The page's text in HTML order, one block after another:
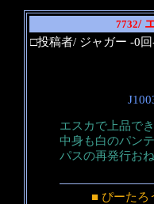
7732/
□投稿者/ ジャガー -0
エスカで上品で
中身も白のパン
パスの再発行お
■ ぴーたろ